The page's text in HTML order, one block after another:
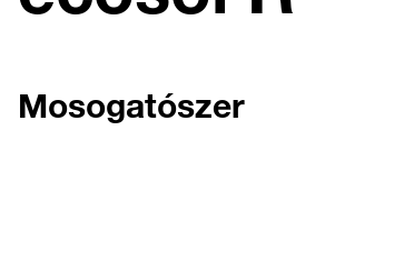
Mosogatószer